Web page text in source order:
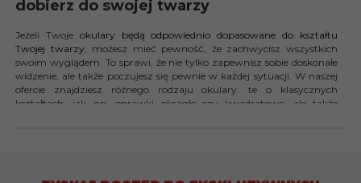
dobierz do swojej twarzy
Jeżeli Twoje okulary będą odpowiednio dopasowane do kształtu
Twojej twarzy, możesz mieć pewność, że zachwycisz wszystkich
swoim wyglądem. To sprawi, że nie tylko zapewnisz sobie doskonałe
widzenie, ale także poczujesz się pewnie w każdej sytuacji. W naszej
ofercie znajdziesz różnego rodzaju okulary: te o klasycznych
kształtach, jak np. oprawki okrągłe czy kwadratowe, ale także